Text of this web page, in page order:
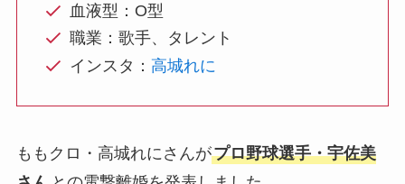
血液型：O型
職業：歌手、タレント
インスタ：高城れに
ももクロ・高城れにさんがプロ野球選手・宇佐美